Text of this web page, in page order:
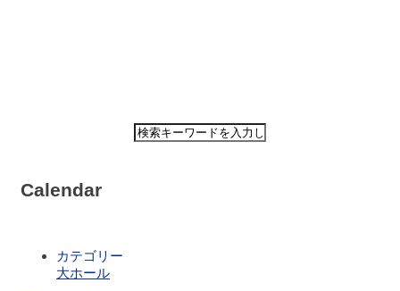
ベ
ン
Calendar
カテゴリー
大ホール